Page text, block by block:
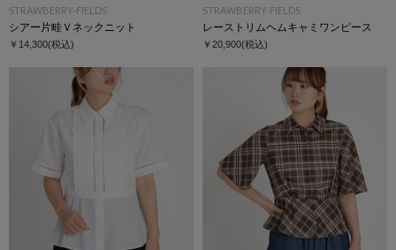
STRAWBERRY-FIELDS
シアー片畦Ｖネックニット
￥14,300(税込)
STRAWBERRY-FIELDS
レーストリムヘムキャミワンピース
￥20,900(税込)